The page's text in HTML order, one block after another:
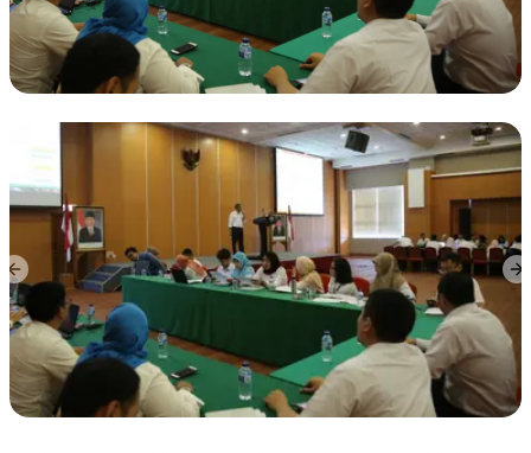
Previous slide